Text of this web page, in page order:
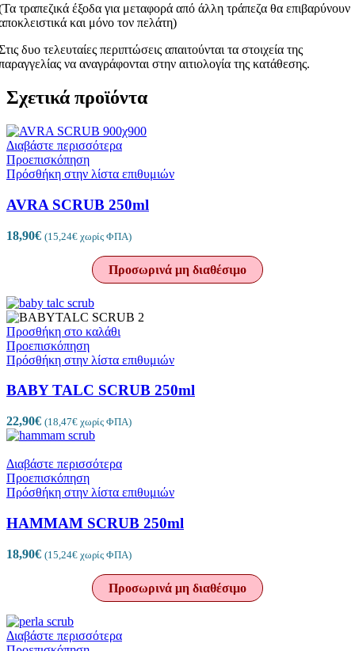
τραπεζικά έξοδα για μεταφορά από άλλη τράπεζα θα επιβαρύνουν
και μόνο τον πελάτη)
δυο τελευταίες περιπτώσεις απαιτούνται τα στοιχεία της
να αναγράφονται στην αιτιολογία της κατάθεσης.
Σχετικά προϊόντα
Διαβάστε περισσότερα
Προεπισκόπηση
Πρόσθήκη στην λίστα επιθυμιών
AVRA SCRUB 250ml
18,90€ (15,24€ χωρίς ΦΠΑ)
Προσωρινά μη διαθέσιμο
Προσθήκη στο καλάθι
Προεπισκόπηση
Πρόσθήκη στην λίστα επιθυμιών
BABY TALC SCRUB 250ml
22,90€ (18,47€ χωρίς ΦΠΑ)
Διαβάστε περισσότερα
Προεπισκόπηση
Πρόσθήκη στην λίστα επιθυμιών
HAMMAM SCRUB 250ml
18,90€ (15,24€ χωρίς ΦΠΑ)
Προσωρινά μη διαθέσιμο
Διαβάστε περισσότερα